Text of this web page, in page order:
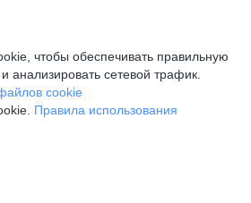
чтобы обеспечивать правильную
анализировать сетевой трафик.
cookie
Правила использования